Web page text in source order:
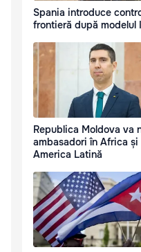
Spania introduce
frontieră după modelul
Republica Moldova va
ambasadori în Africa și
America Latină